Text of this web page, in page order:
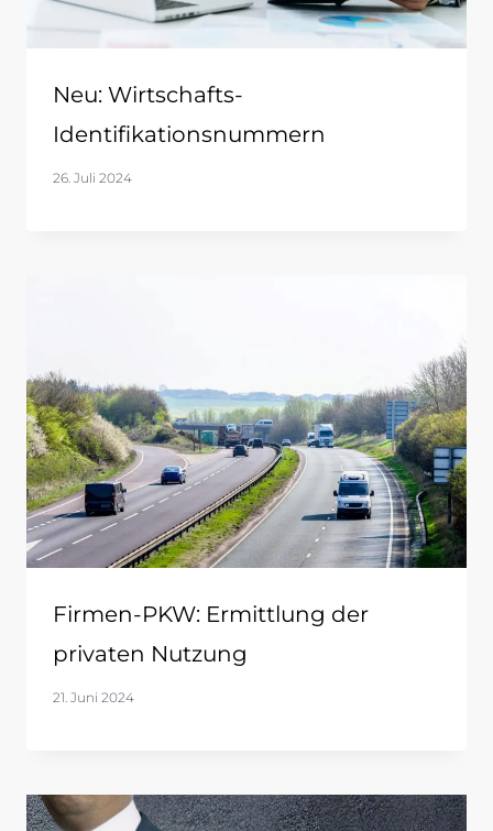
Neu: Wirtschafts-
Identifikationsnummern
26. Juli 2024
Firmen-PKW: Ermittlung der
privaten Nutzung
21. Juni 2024